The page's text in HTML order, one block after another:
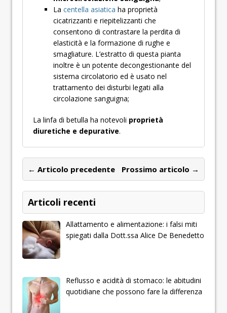
La centella asiatica ha proprietà
cicatrizzanti e riepitelizzanti che
consentono di contrastare la perdita di
elasticità e la formazione di rughe e
smagliature. L’estratto di questa pianta
inoltre è un potente decongestionante del
sistema circolatorio ed è usato nel
trattamento dei disturbi legati alla
circolazione sanguigna;
La linfa di betulla ha notevoli proprietà
diuretiche e depurative.
← Articolo precedente Prossimo articolo →
Articoli recenti
Allattamento e alimentazione: i falsi miti
spiegati dalla Dott.ssa Alice De Benedetto
Reflusso e acidità di stomaco: le abitudini
quotidiane che possono fare la differenza